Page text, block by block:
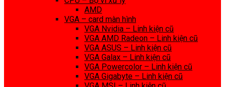
AMD
VGA – card màn hình
VGA Nvidia – Linh kiện cũ
VGA AMD Radeon – Linh kiện cũ
VGA ASUS – Linh kiện cũ
VGA Galax – Linh kiện cũ
VGA Powercolor – Linh kiện cũ
VGA Gigabyte – Linh kiện cũ